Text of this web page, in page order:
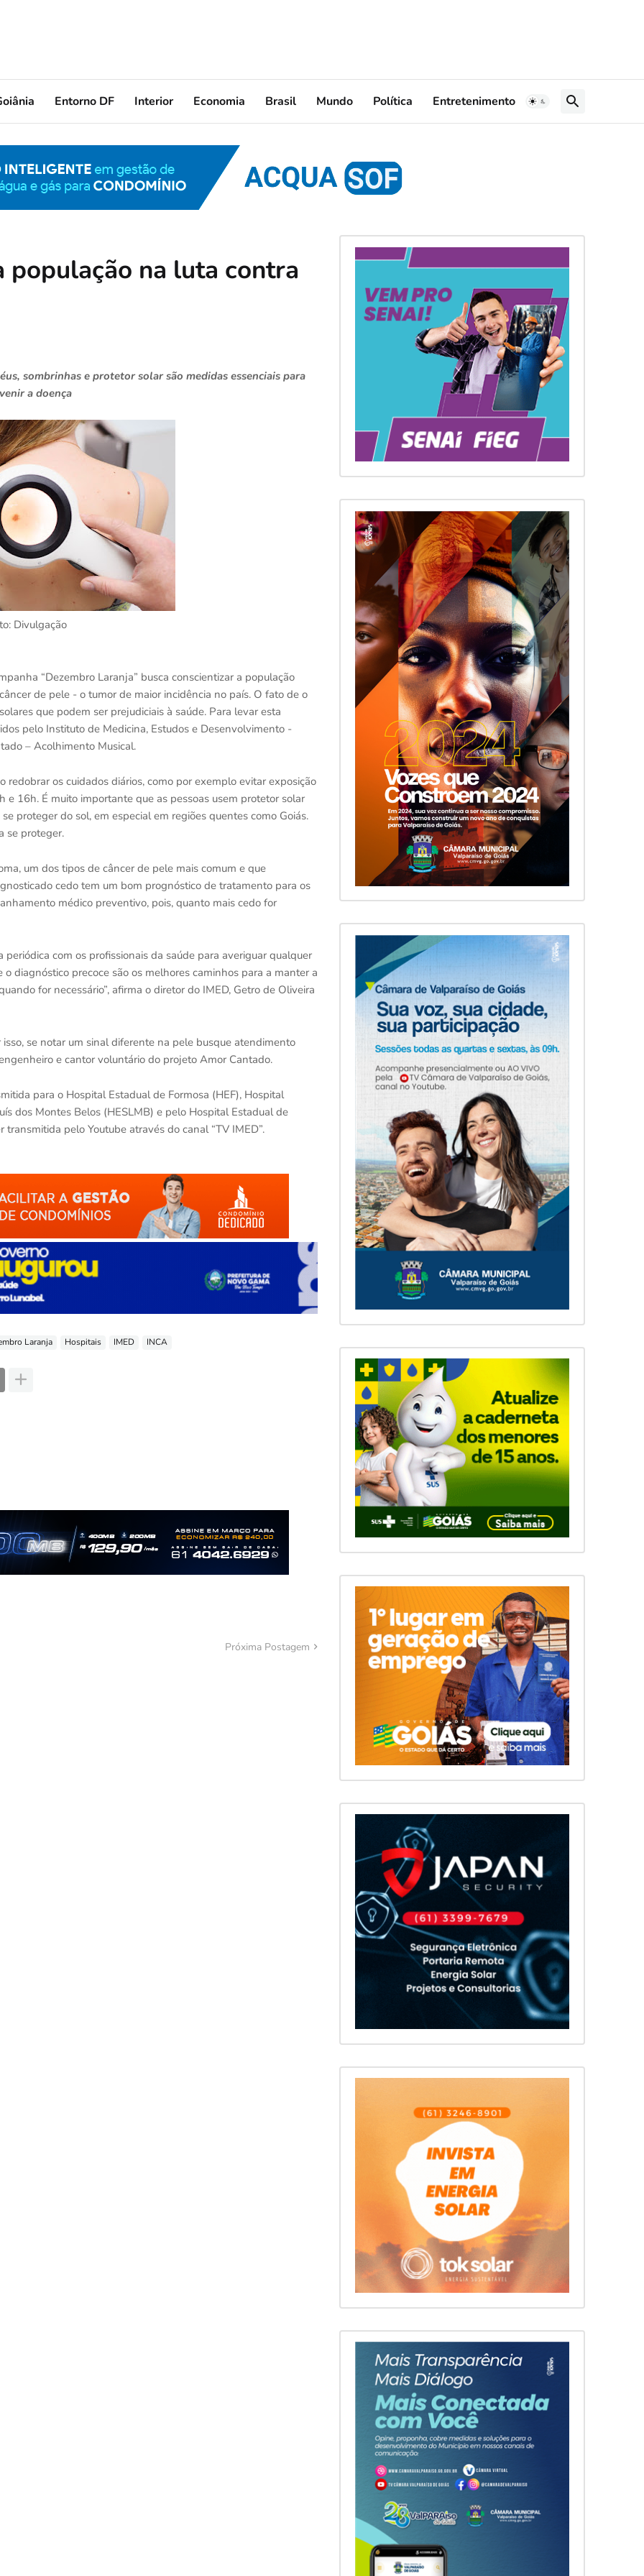
Entorno DF Interior Economia Brasil Mundo Política Entretenimento
na luta contra
sombrinhas e protetor solar são medidas essenciais para
a doença
Divulgação
“Dezembro Laranja” busca conscientizar a população
de pele - o tumor de maior incidência no país. O fato de o
que podem ser prejudiciais à saúde. Para levar esta
pelo Instituto de Medicina, Estudos e Desenvolvimento -
– Acolhimento Musical.
os cuidados diários, como por exemplo evitar exposição
e 16h. É muito importante que as pessoas usem protetor solar
proteger do sol, em especial em regiões quentes como Goiás.
se proteger.
um dos tipos de câncer de pele mais comum e que
cedo tem um bom prognóstico de tratamento para os
médico preventivo, pois, quanto mais cedo for
com os profissionais da saúde para averiguar qualquer
diagnóstico precoce são os melhores caminhos para a manter a
for necessário”, afirma o diretor do IMED, Getro de Oliveira
se notar um sinal diferente na pele busque atendimento
e cantor voluntário do projeto Amor Cantado.
para o Hospital Estadual de Formosa (HEF), Hospital
dos Montes Belos (HESLMB) e pelo Hospital Estadual de
pelo Youtube através do canal “TV IMED”.
Laranja Hospitais IMED INCA
Próxima Postagem